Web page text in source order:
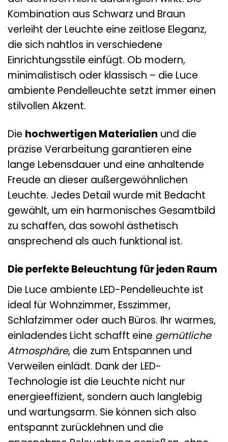
Kombination aus Schwarz und Braun
verleiht der Leuchte eine zeitlose Eleganz,
die sich nahtlos in verschiedene
Einrichtungsstile einfügt. Ob modern,
minimalistisch oder klassisch – die Luce
ambiente Pendelleuchte setzt immer einen
stilvollen Akzent.
Die hochwertigen Materialien und die
präzise Verarbeitung garantieren eine
lange Lebensdauer und eine anhaltende
Freude an dieser außergewöhnlichen
Leuchte. Jedes Detail wurde mit Bedacht
gewählt, um ein harmonisches Gesamtbild
zu schaffen, das sowohl ästhetisch
ansprechend als auch funktional ist.
Die perfekte Beleuchtung für jeden Raum
Die Luce ambiente LED-Pendelleuchte ist
ideal für Wohnzimmer, Esszimmer,
Schlafzimmer oder auch Büros. Ihr warmes,
einladendes Licht schafft eine gemütliche
Atmosphäre, die zum Entspannen und
Verweilen einlädt. Dank der LED-
Technologie ist die Leuchte nicht nur
energieeffizient, sondern auch langlebig
und wartungsarm. Sie können sich also
entspannt zurücklehnen und die